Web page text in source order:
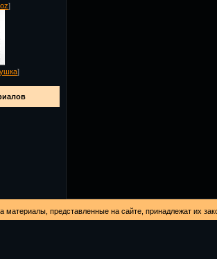
]
]
материалы, представленные на сайте, принадлежат их